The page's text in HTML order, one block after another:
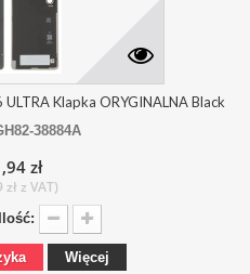
Klapka ORYGINALNA Black
38884A
zł
z VAT)
Ilość:
Więcej